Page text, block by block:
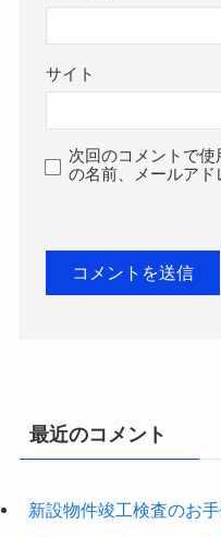
サイト
次回のコメントで
の名前、メールアド
最近のコメント
新設物件竣工検査のお